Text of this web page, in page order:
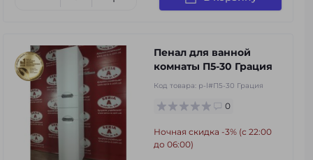
Пенал для ванной
комнаты П5-30 Грация
Код товара: p-l#П5-30 Грация
0
Ночная скидка -3% (с 22:00
до 06:00)